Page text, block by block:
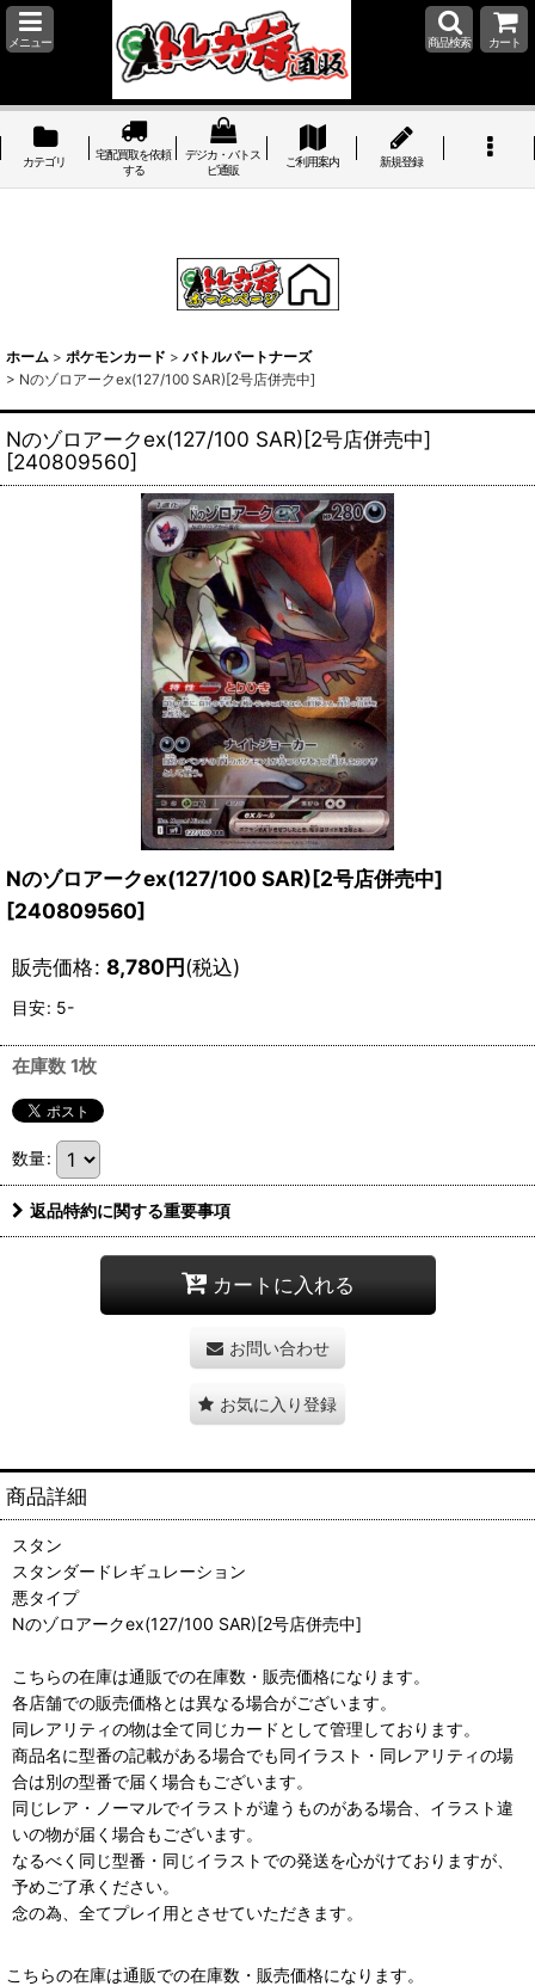
メニュー 商品検索 カート
カテゴリ
宅配買取を依頼
する
デジカ・バトス
ピ通販
ご利用案内 新規登録
ホーム > ポケモンカード > バトルパートナーズ
> Nのゾロアークex(127/100 SAR)[2号店併売中]
Nのゾロアークex(127/100 SAR)[2号店併売中]
[240809560]
Nのゾロアークex(127/100 SAR)[2号店併売中]
[240809560]
販売価格: 8,780円(税込)
目安: 5-
在庫数 1枚
数量:
返品特約に関する重要事項
カートに入れる
お問い合わせ
お気に入り登録
商品詳細
スタン
スタンダードレギュレーション
悪タイプ
Nのゾロアークex(127/100 SAR)[2号店併売中]
こちらの在庫は通販での在庫数・販売価格になります。
各店舗での販売価格とは異なる場合がございます。
同レアリティの物は全て同じカードとして管理しております。
商品名に型番の記載がある場合でも同イラスト・同レアリティの場
合は別の型番で届く場合もございます。
同じレア・ノーマルでイラストが違うものがある場合、イラスト違
いの物が届く場合もございます。
なるべく同じ型番・同じイラストでの発送を心がけておりますが、
予めご了承ください。
念の為、全てプレイ用とさせていただきます。
こちらの在庫は通販での在庫数・販売価格になります。